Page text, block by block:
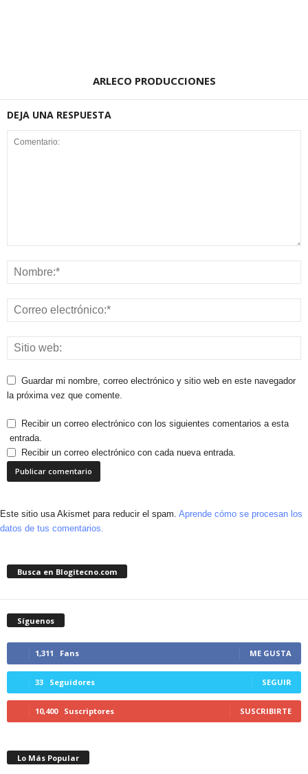
ARLECO PRODUCCIONES
DEJA UNA RESPUESTA
Guardar mi nombre, correo electrónico y sitio web en este navegador
la próxima vez que comente.
Recibir un correo electrónico con los siguientes comentarios a esta
entrada.
Recibir un correo electrónico con cada nueva entrada.
Este sitio usa Akismet para reducir el spam. Aprende cómo se procesan los
datos de tus comentarios.
Busca en Blogitecno.com
Síguenos
1,311 Fans ME GUSTA
33 Seguidores SEGUIR
10,400 Suscriptores SUSCRIBIRTE
Lo Más Popular